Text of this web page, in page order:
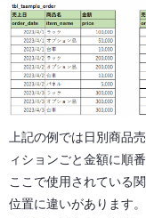
上記の例では日別商品
ィションごと金額に順
ここで使用されている
位置に違いがあります。